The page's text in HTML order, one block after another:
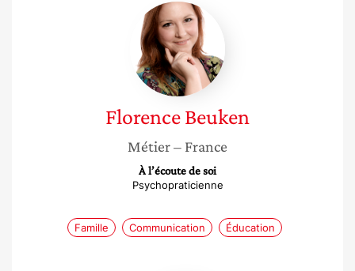
Florence
Beuken
FlorenceBeuken
Métier– France
À l’écoute de soi
Psychopraticienne
Famille Communication Éducation